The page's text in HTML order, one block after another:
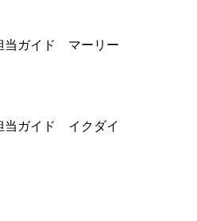
当ガイド マーリー
当ガイド イクダイ